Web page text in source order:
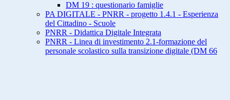
DM 19 : questionario famiglie
PA DIGITALE - PNRR - progetto 1.4.1 - Esperienza
del Cittadino - Scuole
PNRR - Didattica Digitale Integrata
PNRR - Linea di investimento 2.1-formazione del
personale scolastico sulla transizione digitale (DM 66